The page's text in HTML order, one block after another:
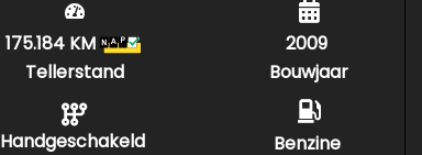
175.184 KM
Tellerstand
Handgeschakeld
2009
Bouwjaar
Benzine